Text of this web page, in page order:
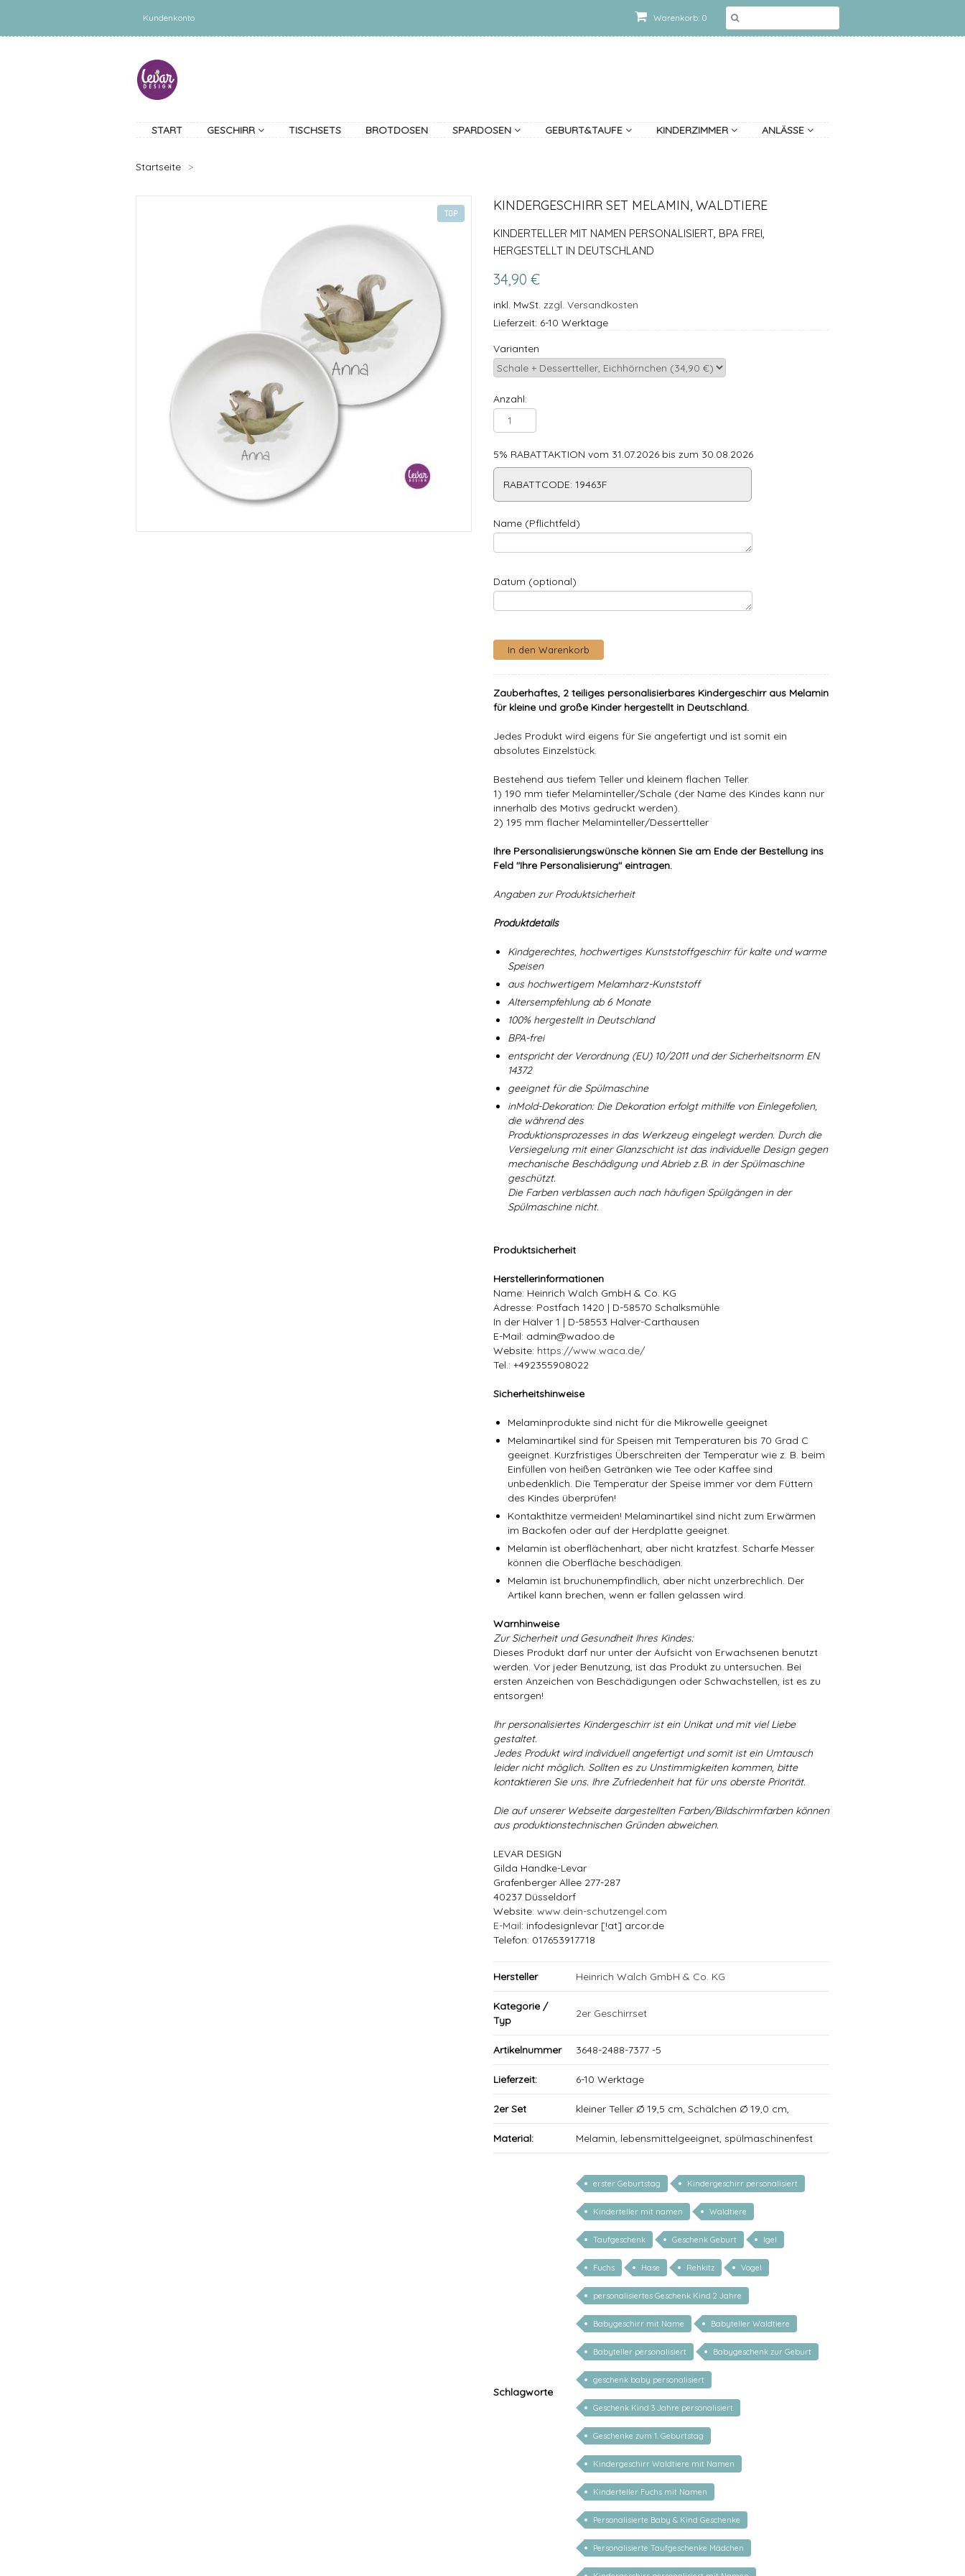
Warenkorb: 0
Kundenkonto
START GESCHIRR TISCHSETS BROTDOSEN SPARDOSEN GEBURT&TAUFE KINDERZIMMER ANLÄSSE
Startseite >
TOP KINDERGESCHIRR SET MELAMIN, WALDTIERE
KINDERTELLER MIT NAMEN PERSONALISIERT, BPA FREI,
HERGESTELLT IN DEUTSCHLAND
34,90 €
inkl. MwSt. zzgl. Versandkosten
Lieferzeit: 6-10 Werktage
Varianten
Anzahl:
5% RABATTAKTION vom 31.07.2026 bis zum 30.08.2026
RABATTCODE: 19463F
Name (Pflichtfeld)
Datum (optional)
Zauberhaftes, 2 teiliges personalisierbares Kindergeschirr aus Melamin
für kleine und große Kinder hergestellt in Deutschland.
Jedes Produkt wird eigens für Sie angefertigt und ist somit ein
absolutes Einzelstück.
Bestehend aus tiefem Teller und kleinem flachen Teller.
1) 190 mm tiefer Melaminteller/Schale (der Name des Kindes kann nur
innerhalb des Motivs gedruckt werden).
2) 195 mm flacher Melaminteller/Dessertteller
Ihre Personalisierungswünsche können Sie am Ende der Bestellung ins
Feld "Ihre Personalisierung" eintragen.
Angaben zur Produktsicherheit
Produktdetails
Kindgerechtes, hochwertiges Kunststoffgeschirr für kalte und warme
Speisen
aus hochwertigem Melamharz-Kunststoff
Altersempfehlung ab 6 Monate
100% hergestellt in Deutschland
BPA-frei
entspricht der Verordnung (EU) 10/2011 und der Sicherheitsnorm EN
14372
geeignet für die Spülmaschine
inMold-Dekoration: Die Dekoration erfolgt mithilfe von Einlegefolien,
die während des
Produktionsprozesses in das Werkzeug eingelegt werden. Durch die
Versiegelung mit einer Glanzschicht ist das individuelle Design gegen
mechanische Beschädigung und Abrieb z.B. in der Spülmaschine
geschützt.
Die Farben verblassen auch nach häufigen Spülgängen in der
Spülmaschine nicht.
Produktsicherheit
Herstellerinformationen
Name: Heinrich Walch GmbH & Co. KG
Adresse: Postfach 1420 | D-58570 Schalksmühle
In der Hälver 1 | D-58553 Halver-Carthausen
E-Mail: admin@wadoo.de
Website: https://www.waca.de/
Tel.: +492355908022
Sicherheitshinweise
Melaminprodukte sind nicht für die Mikrowelle geeignet
Melaminartikel sind für Speisen mit Temperaturen bis 70 Grad C
geeignet. Kurzfristiges Überschreiten der Temperatur wie z. B. beim
Einfüllen von heißen Getränken wie Tee oder Kaffee sind
unbedenklich. Die Temperatur der Speise immer vor dem Füttern
des Kindes überprüfen!
Kontakthitze vermeiden! Melaminartikel sind nicht zum Erwärmen
im Backofen oder auf der Herdplatte geeignet.
Melamin ist oberflächenhart, aber nicht kratzfest. Scharfe Messer
können die Oberfläche beschädigen.
Melamin ist bruchunempfindlich, aber nicht unzerbrechlich. Der
Artikel kann brechen, wenn er fallen gelassen wird.
Warnhinweise
Zur Sicherheit und Gesundheit Ihres Kindes:
Dieses Produkt darf nur unter der Aufsicht von Erwachsenen benutzt
werden. Vor jeder Benutzung, ist das Produkt zu untersuchen. Bei
ersten Anzeichen von Beschädigungen oder Schwachstellen, ist es zu
entsorgen!
Ihr personalisiertes Kindergeschirr ist ein Unikat und mit viel Liebe
gestaltet.
Jedes Produkt wird individuell angefertigt und somit ist ein Umtausch
leider nicht möglich. Sollten es zu Unstimmigkeiten kommen, bitte
kontaktieren Sie uns. Ihre Zufriedenheit hat für uns oberste Priorität.
Die auf unserer Webseite dargestellten Farben/Bildschirmfarben können
aus produktionstechnischen Gründen abweichen.
LEVAR DESIGN
Gilda Handke-Levar
Grafenberger Allee 277-287
40237 Düsseldorf
Website: www.dein-schutzengel.com
E-Mail: infodesignlevar [!at] arcor.de
Telefon: 017653917718
Hersteller Heinrich Walch GmbH & Co. KG
Kategorie /
Typ
2er Geschirrset
Artikelnummer 3648-2488-7377 -5
Lieferzeit: 6-10 Werktage
2er Set kleiner Teller Ø 19,5 cm, Schälchen Ø 19,0 cm,
Material: Melamin, lebensmittelgeeignet, spülmaschinenfest
Schlagworte
erster Geburtstag Kindergeschirr personalisiert
Kinderteller mit namen Waldtiere
Taufgeschenk Geschenk Geburt Igel
Fuchs Hase Rehkitz Vogel
personalisiertes Geschenk Kind 2 Jahre
Babygeschirr mit Name Babyteller Waldtiere
Babyteller personalisiert Babygeschenk zur Geburt
geschenk baby personalisiert
Geschenk Kind 3 Jahre personalisiert
Geschenke zum 1. Geburtstag
Kindergeschirr Waldtiere mit Namen
Kinderteller Fuchs mit Namen
Personalisierte Baby & Kind Geschenke
Personalisierte Taufgeschenke Mädchen